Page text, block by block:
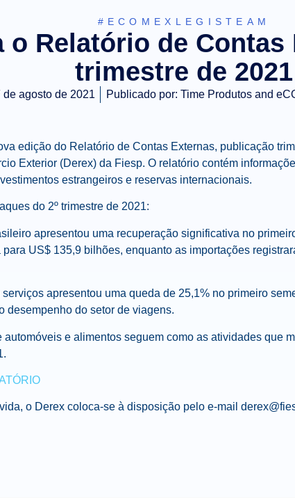
#ECOMEXLEGISTEAM
o Relatório de Contas
trimestre de 2021
de agosto de 2021 Publicado por: Time Produtos and
edição do Relatório de Contas Externas, publicação
Exterior (Derex) da Fiesp. O relatório contém
estrangeiros e reservas internacionais.
do 2º trimestre de 2021:
apresentou uma recuperação significativa no
US$ 135,9 bilhões, enquanto as importações
apresentou uma queda de 25,1% no primeiro
desempenho do setor de viagens.
automóveis e alimentos seguem como as atividades que
o Derex coloca-se à disposição pelo e-mail